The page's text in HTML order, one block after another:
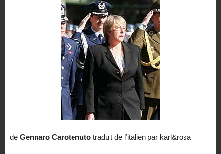
de Gennaro Carotenuto traduit de l’italien par karl&rosa